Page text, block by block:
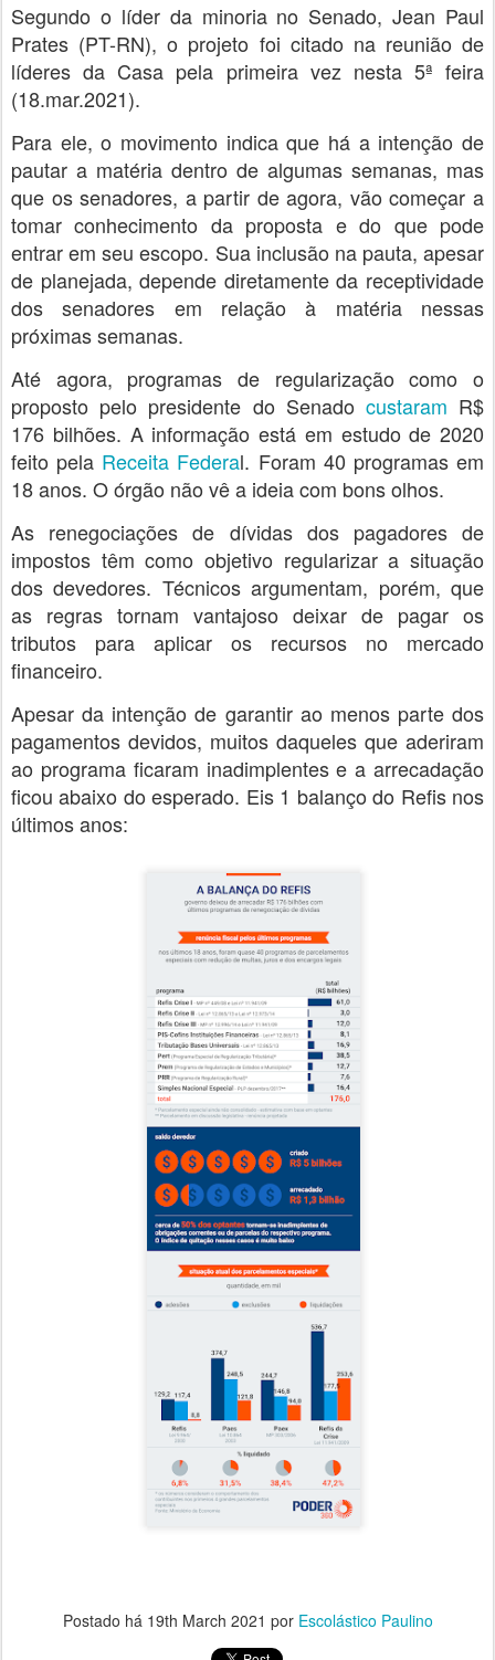
Segundo o líder da minoria no Senado, Jean Paul
Prates (PT-RN), o projeto foi citado na reunião de
líderes da Casa pela primeira vez nesta 5ª feira
(18.mar.2021).
Para ele, o movimento indica que há a intenção de
pautar a matéria dentro de algumas semanas, mas
que os senadores, a partir de agora, vão começar a
tomar conhecimento da proposta e do que pode
entrar em seu escopo. Sua inclusão na pauta, apesar
de planejada, depende diretamente da receptividade
dos senadores em relação à matéria nessas
próximas semanas.
Até agora, programas de regularização como o
proposto pelo presidente do Senado custaram R$
176 bilhões. A informação está em estudo de 2020
feito pela Receita Federal. Foram 40 programas em
18 anos. O órgão não vê a ideia com bons olhos.
As renegociações de dívidas dos pagadores de
impostos têm como objetivo regularizar a situação
dos devedores. Técnicos argumentam, porém, que
as regras tornam vantajoso deixar de pagar os
tributos para aplicar os recursos no mercado
financeiro.
Apesar da intenção de garantir ao menos parte dos
pagamentos devidos, muitos daqueles que aderiram
ao programa ficaram inadimplentes e a arrecadação
ficou abaixo do esperado. Eis 1 balanço do Refis nos
últimos anos:
Postado há 19th March 2021 por Escolástico Paulino